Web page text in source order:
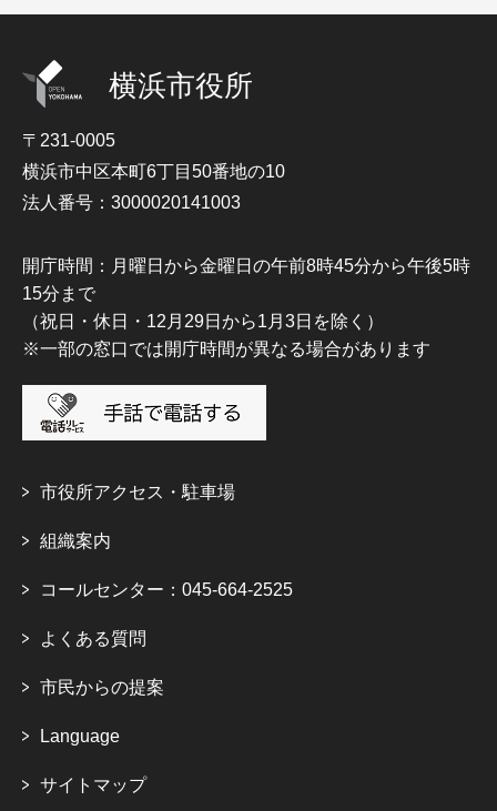
横浜市役所
〒231-0005
横浜市中区本町6丁目50番地の10
法人番号：3000020141003
開庁時間：月曜日から金曜日の午前8時45分から午後5時
15分まで
（祝日・休日・12月29日から1月3日を除く）
※一部の窓口では開庁時間が異なる場合があります
市役所アクセス・駐車場
組織案内
コールセンター：045-664-2525
よくある質問
市民からの提案
Language
サイトマップ